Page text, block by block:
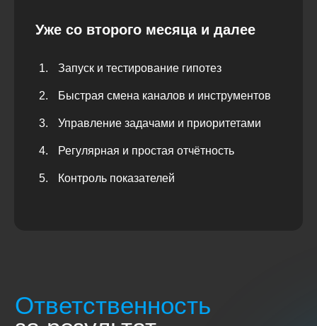
Уже со второго месяца и далее
Запуск и тестирование гипотез
Быстрая смена каналов и инструментов
Управление задачами и приоритетами
Регулярная и простая отчётность
Контроль показателей